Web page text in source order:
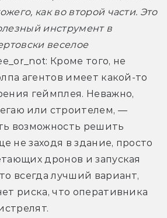
как во второй части. Это
инструмент в
веселое
Кроме того, не
агентов имеет какой-то
геймплея. Неважно,
или строителем, —
возможность решить
не заходя в здание, просто
дронов и запуская
всегда лучший вариант,
риска, что оперативника